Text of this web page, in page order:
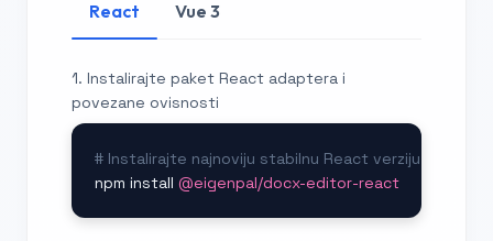
React Vue 3
1. Instalirajte paket React adaptera i
povezane ovisnosti
# Instalirajte najnoviju stabilnu React verziju docx-
npm install @eigenpal/docx-editor-react